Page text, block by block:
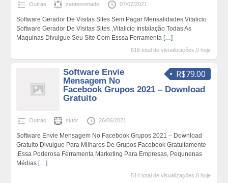
Outras zantenomade 07/07/2021
Software Gerador De Visitas Sites Sem Pagar Mensalidades Vitalicio
Software Gerador De Visitas Sites ,Vitalicio Instalação Todas As
Maquinas Divulgue Seu Site Com Esssa Ferramenta […]
616 total de visualizações,0 hoje
R$79.00
Software Envie
Mensagem No
Facebook Grupos 2021 – Download
Gratuito
Outras sktor 26/06/2021
Software Envie Mensagem No Facebook Grupos 2021 – Download
Gratuito Divulgue Para Milhares De Grupos Facebook Gratuitamente
,Essa Poderosa Ferramenta Marketing Para Empresas, Pequnenas
Médias […]
514 total de visualizações,0 hoje